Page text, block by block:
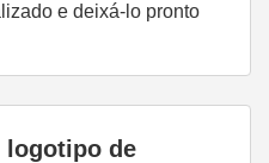
e deixá-lo pronto
logotipo de